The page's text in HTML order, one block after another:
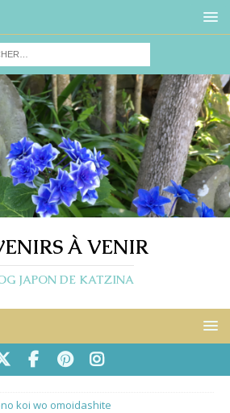
À VENIR
JAPON DE KATZINA
koi wo omoidashite